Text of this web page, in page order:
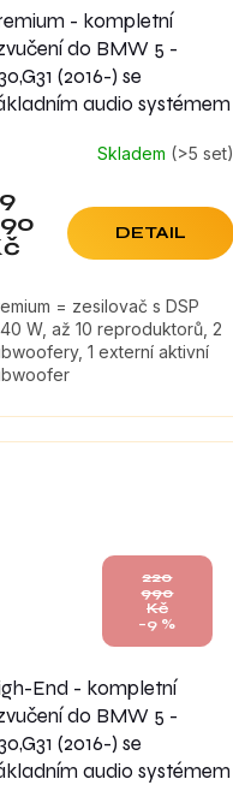
- kompletní
do BMW 5 -
(2016-) se
audio systémem
Skladem (>5 set)
DETAIL
= zesilovač s DSP
W, až 10 reproduktorů, 2
1 externí aktivní
220
990
Kč
–9 %
End - kompletní
do BMW 5 -
(2016-) se
audio systémem